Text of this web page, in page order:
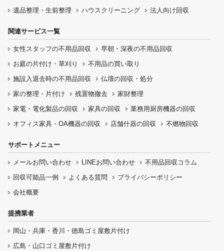
遺品整理・生前整理
ハウスクリーニング 法人向け回収
関連サービス一覧
女性スタッフの不用品回収 早朝・深夜の不用品回収
お庭の片付け・ 草刈り 不用品の買い取り
施設入退去時の不用品回収 仏壇の回収・処分
家の整理・片付け
残置物撤去
家財整理
家電・電化製品の回収
家具の回収 業務用厨房機器の回収
オフィス家具 ・OA機器の回収 店舗什器の回収 不燃物回収
サポートメニュー
メールお問い合わせ LINEお問い合わせ
不用品回収コラム
回収可能品一例
よくある質問
プライバシーポリシー
会社概要
提携業者
岡山・兵庫・香川・徳島ゴミ屋敷片付け
広島・山口ゴミ屋敷片付け